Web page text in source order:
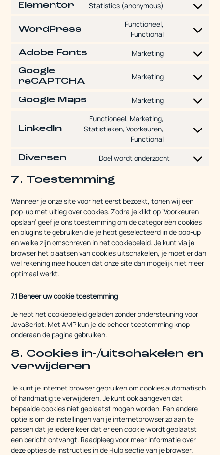
Elementor Statistics (anonymous)
WordPress
Functioneel,
Functional
Adobe Fonts Marketing
Google
reCAPTCHA
Marketing
Google Maps Marketing
LinkedIn
Functioneel, Marketing,
Statistieken, Voorkeuren,
Functional
Diversen Doel wordt onderzocht
7. Toestemming
Wanneer je onze site voor het eerst bezoekt, tonen wij een
pop-up met uitleg over cookies. Zodra je klikt op ‘Voorkeuren
opslaan’ geef je ons toestemming om de categorieën cookies
en plugins te gebruiken die je hebt geselecteerd in de pop-up
en welke zijn omschreven in het cookiebeleid. Je kunt via je
browser het plaatsen van cookies uitschakelen, je moet er dan
wel rekening mee houden dat onze site dan mogelijk niet meer
optimaal werkt.
7.1 Beheer uw cookie toestemming
Je hebt het cookiebeleid geladen zonder ondersteuning voor
JavaScript. Met AMP kun je de beheer toestemming knop
onderaan de pagina gebruiken.
8. Cookies in-/uitschakelen en
verwijderen
Je kunt je internet browser gebruiken om cookies automatisch
of handmatig te verwijderen. Je kunt ook aangeven dat
bepaalde cookies niet geplaatst mogen worden. Een andere
optie is om de instellingen van je internetbrowser zo aan te
passen dat je iedere keer dat er een cookie wordt geplaatst
een bericht ontvangt. Raadpleeg voor meer informatie over
deze opties de instructies in de Hulp sectie van je browser.